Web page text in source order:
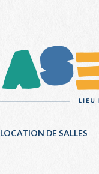
LOCATION DE SALLES